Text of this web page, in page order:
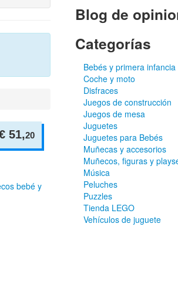
51,20
bebé y
Blog de
Categorías
Bebés y primera infancia
Coche y moto
Disfraces
Juegos de construcción
Juegos de mesa
Juguetes
Juguetes para Bebés
Muñecas y accesorios
Muñecos, figuras y
Música
Peluches
Puzzles
Tienda LEGO
Vehículos de juguete